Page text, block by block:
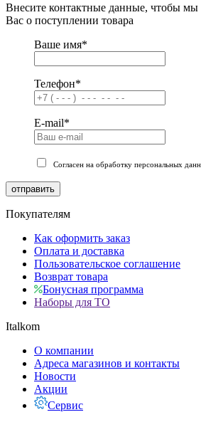
Внесите контактные данные, чтобы мы
Вас о поступлении товара
Ваше имя*
Телефон*
E-mail*
Согласен на обработку персональных
отправить
Покупателям
Как оформить заказ
Оплата и доставка
Пользовательское соглашение
Возврат товара
Бонусная программа
Наборы для ТО
Italkom
О компании
Адреса магазинов и контакты
Новости
Акции
Сервис